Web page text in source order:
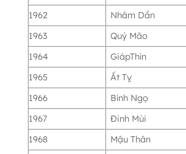
1962
Nhâm Dần
1963
Quý Mão
1964
GiápThìn
1965
Ất Tỵ
1966
Bính Ngọ
1967
Đinh Mùi
1968
Mậu Thân